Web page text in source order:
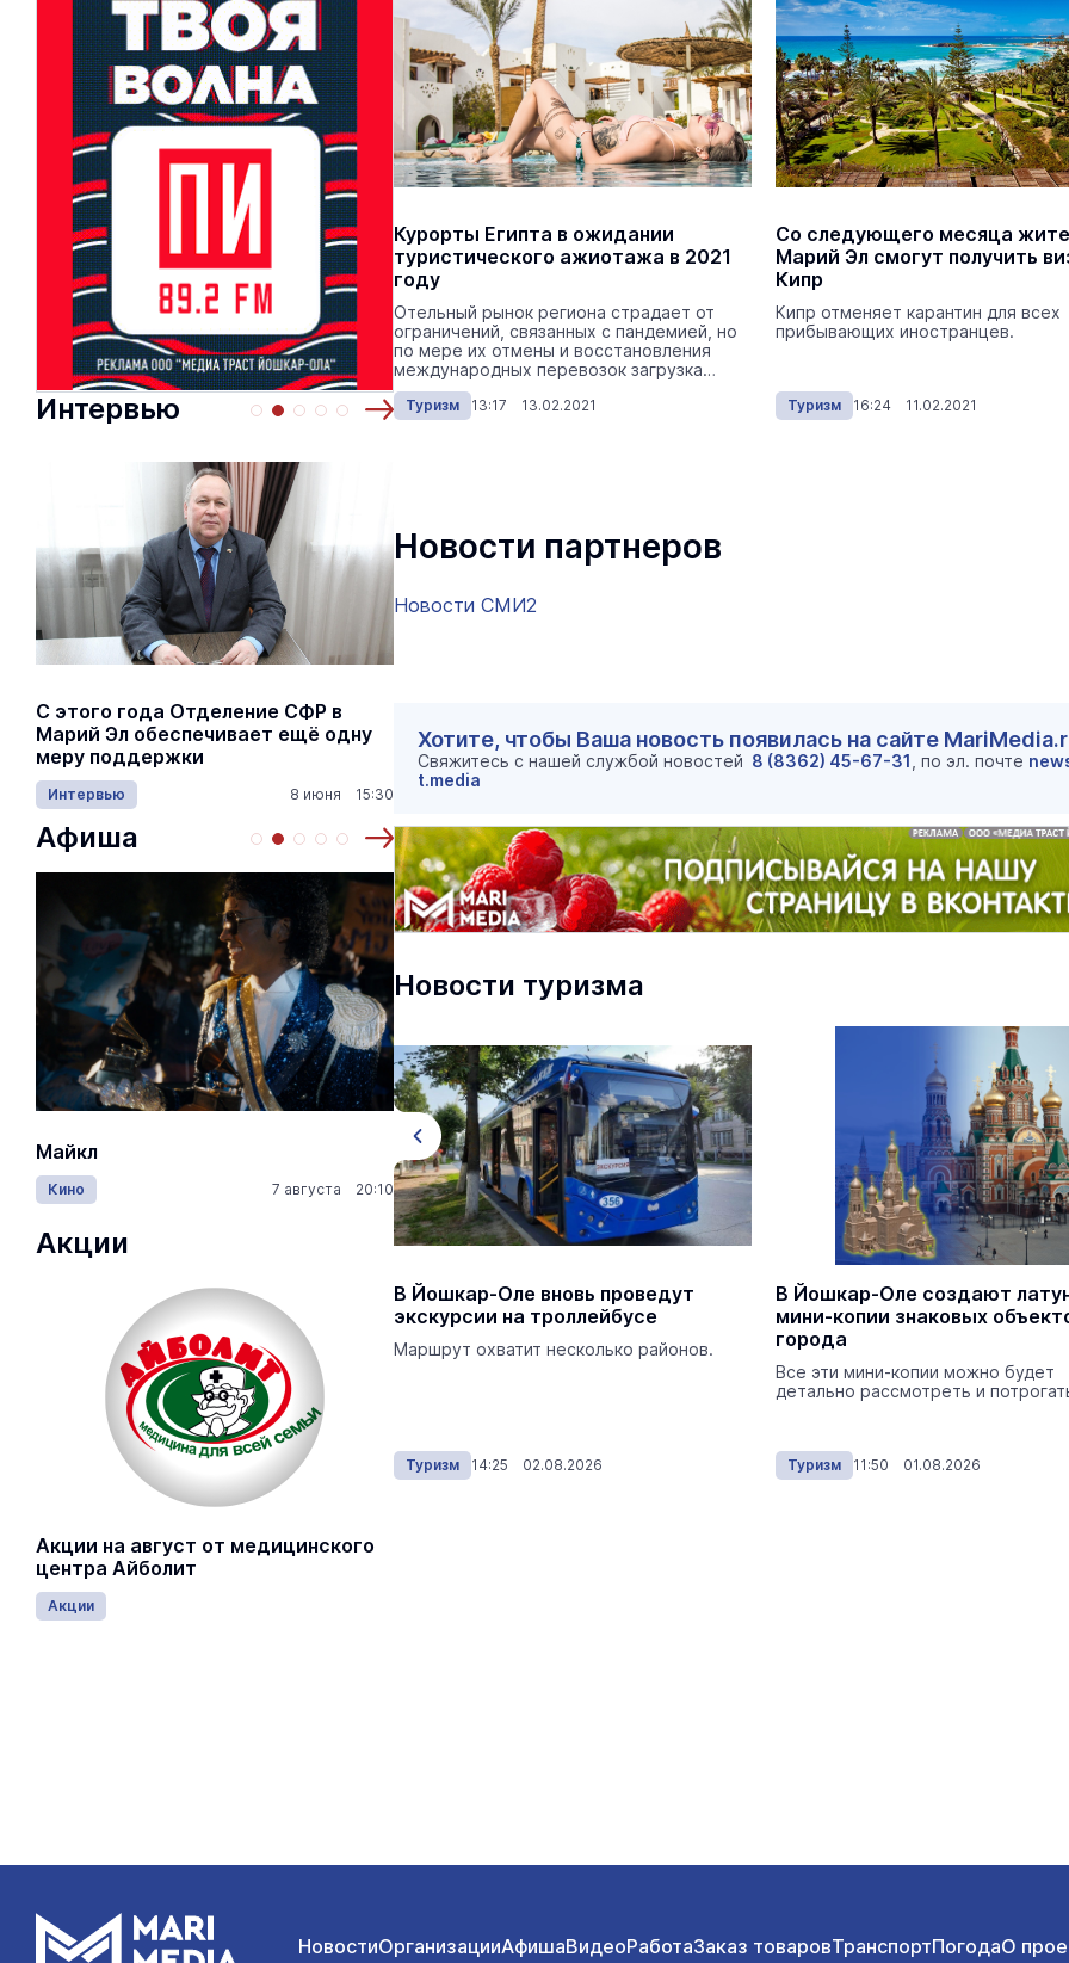
Интервью
С этого года Отделение СФР в
Марий Эл обеспечивает ещё одну
меру поддержки
Интервью 8 июня 15:30
Шкетана: «Для меня не бывает
лёгких спектаклей»
кто собственник
Афиша
Майкл
Кино 7 августа 20:10
Лида / Lida
Концерты 26 августа 19:00
На ощупь. Путеводитель
лабиринту
Город
Акции
Акции на август от медицинского
центра Айболит
Акции
Курорты Египта в ожидании
туристического ажиотажа в 2021
году
Отельный рынок региона страдает от
ограничений, связанных с пандемией, но
по мере их отмены и восстановления
международных перевозок загрузка
объектов...
Туризм 13:17 13.02.2021
Со следующего месяца
Марий Эл смогут получить
Кипр
Кипр отменяет карантин для всех
прибывающих иностранцев.
Туризм 16:24 11.02.2021
Новости партнеров
Новости СМИ2
Хотите, чтобы Ваша новость появилась на сайте
Свяжитесь с нашей службой новостей 8 (8362) 45-67-31 , по эл. почте
t.media
Новости туризма
Марий Эл вошла в число регионов с
рекордным ростом въездного
Национальный проект «Туризм и
гостеприимство» способствует развитию
инфраструктуры и созданию новых
маршрутов.
15:10 05.08.2026
В Йошкар-Оле вновь проведут
экскурсии на троллейбусе
Маршрут охватит несколько районов.
Туризм 14:25 02.08.2026
В Йошкар-Оле создают
мини-копии знаковых
города
Все эти мини-копии можно будет
детально рассмотреть и
Туризм 11:50 01.08.2026
В Йошкар-Оле ночью из горящего
дома эвакуировали 27 человек
Происшествия Сегодня
кордона обнаружили редкую
краснокнижную орхидею
НовостиОрганизацииАфишаВидеоРаботаЗаказ товаровТранспортПогодаО